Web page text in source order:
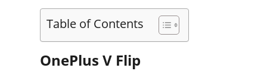
Table of Contents
OnePlus V Flip